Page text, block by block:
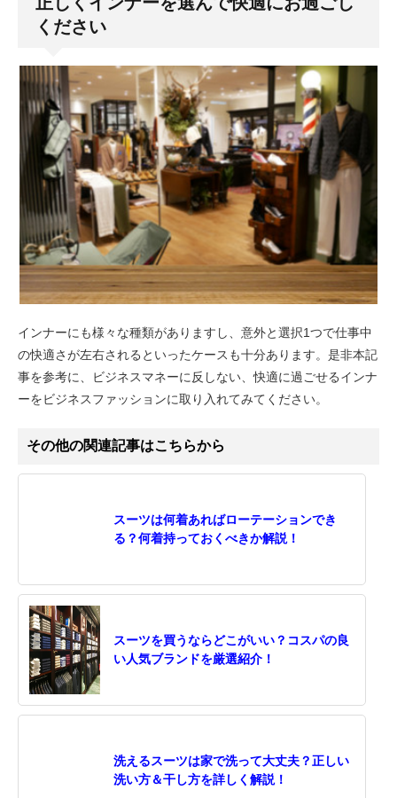
ください
インナーにも様々な種類がありますし、意外と選択1つで仕事中
の快適さが左右されるといったケースも十分あります。是非本記
事を参考に、ビジネスマネーに反しない、快適に過ごせるインナ
ーをビジネスファッションに取り入れてみてください。
その他の関連記事はこちらから
スーツは何着あればローテーションでき
る？何着持っておくべきか解説！
スーツを買うならどこがいい？コスパの良
い人気ブランドを厳選紹介！
洗えるスーツは家で洗って大丈夫？正しい
洗い方＆干し方を詳しく解説！